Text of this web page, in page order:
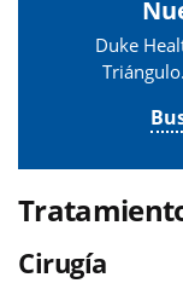
Duke
Cirugía